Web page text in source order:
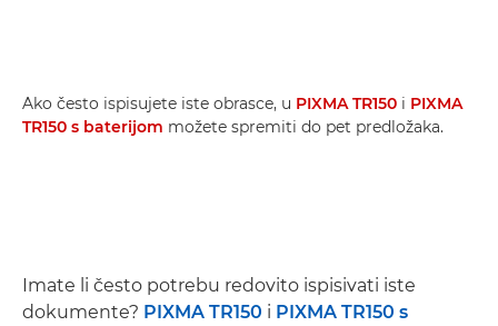
Ako često ispisujete iste obrasce, u PIXMA TR150 i PIXMA
TR150 s baterijom možete spremiti do pet predložaka.
Imate li često potrebu redovito ispisivati iste
dokumente? PIXMA TR150 i PIXMA TR150 s